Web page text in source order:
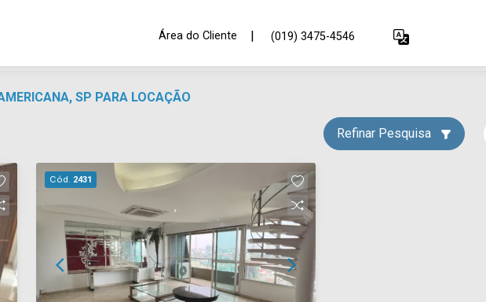
Área do Cliente | (019) 3475-4546
SP PARA LOCAÇÃO
Refinar Pesquisa
Cód. 2431